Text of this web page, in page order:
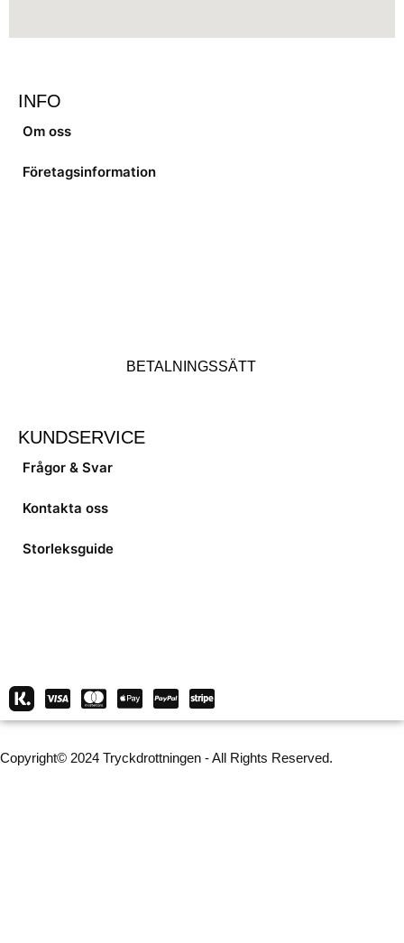
INFO
Om oss
Företagsinformation
BETALNINGSSÄTT
KUNDSERVICE
Frågor & Svar
Kontakta oss
Storleksguide
Copyright© 2024 Tryckdrottningen - All Rights Reserved.